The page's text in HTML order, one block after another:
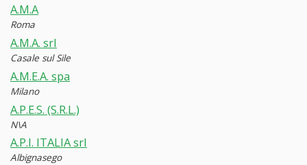
A.M.A
Roma
A.M.A. srl
Casale sul Sile
A.M.E.A. spa
Milano
A.P.E.S. (S.R.L.)
N\A
A.P.I. ITALIA srl
Albignasego